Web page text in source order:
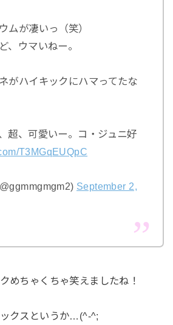
ムが凄いっ（笑）
、ウマいねー。
がハイキックにハマってたな
超、可愛いー。コ・ジュニ好
T3MGqEUQpC
September 2,
めちゃくちゃ笑えましたね！
クスというか…(^-^;